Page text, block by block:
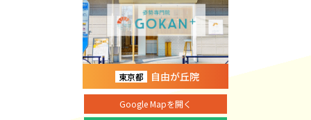
東京都 自由が丘院
Google Mapを開く